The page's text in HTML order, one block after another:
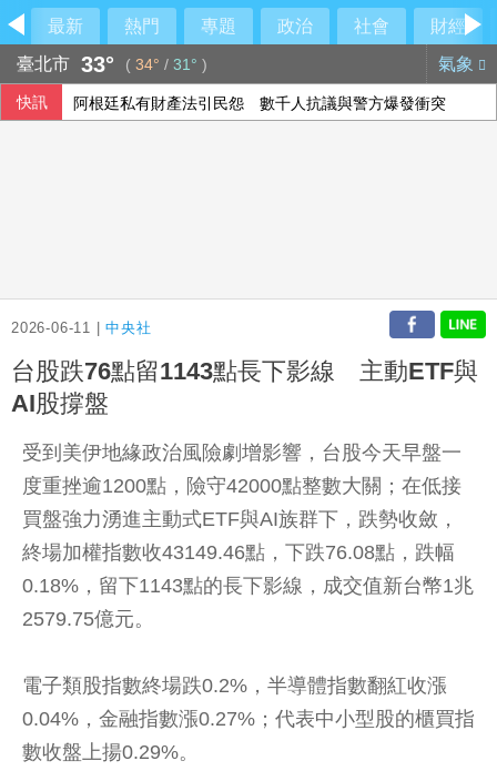
最新 熱門 專題 政治 社會
財經
臺北市 33° ( 34° / 31° ) 氣象
快訊 阿根廷私有財產法引民怨 數千人抗議與警方爆發衝突
2026-06-11 |中央社
台股跌76點留1143點長下影線 主動ETF與
AI股撐盤
受到美伊地緣政治風險劇增影響，台股今天早盤一
度重挫逾1200點，險守42000點整數大關；在低接
買盤強力湧進主動式ETF與AI族群下，跌勢收斂，
終場加權指數收43149.46點，下跌76.08點，跌幅
0.18%，留下1143點的長下影線，成交值新台幣1兆
2579.75億元。
電子類股指數終場跌0.2%，半導體指數翻紅收漲
0.04%，金融指數漲0.27%；代表中小型股的櫃買指
數收盤上揚0.29%。